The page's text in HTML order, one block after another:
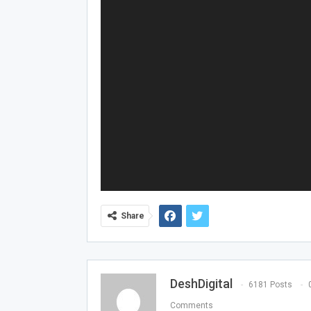
Share
DeshDigital 6181 Posts
Comments